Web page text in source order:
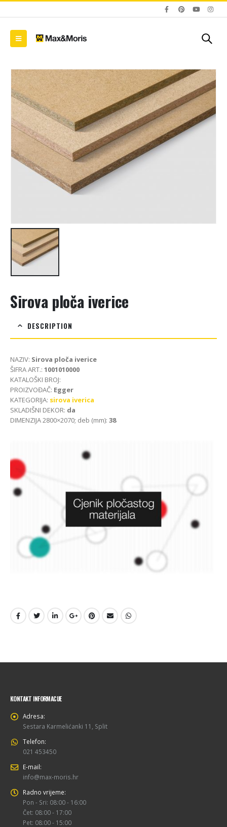
Sirova ploča iverice
DESCRIPTION
NAZIV: Sirova ploča iverice
ŠIFRA ART.: 1001010000
KATALOŠKI BROJ:
PROIZVOĐAČ: Egger
KATEGORIJA: sirova iverica
SKLADIŠNI DEKOR: da
DIMENZIJA 2800×2070; deb (mm): 38
KONTAKT INFORMACIJE
Adresa:
Sestara Karmelićanki 11, Split
Telefon:
021 453450
E-mail:
info@max-moris.hr
Radno vrijeme:
Pon - Sri: 08:00 - 16:00
Čet: 08:00 - 17:00
Pet: 08:00 - 15:00